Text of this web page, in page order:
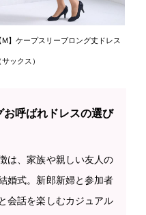
M】ケープスリーブロング丈ドレス
サックス）
呼ばれドレスの選び
は、家族や親しい友人の
婚式。新郎新婦と参加者
会話を楽しむカジュアル